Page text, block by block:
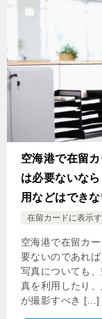
空海港で在留
は必要ないな
用などはできな
在留カードに表示
空海港で在留カ
要ないのであれ
写真についても
真を利用したり
が撮影すべき […]